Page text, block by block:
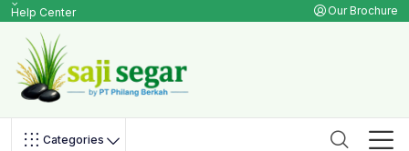
Help Center Our Brochure
Categories